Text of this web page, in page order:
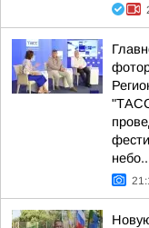
"ТАСС